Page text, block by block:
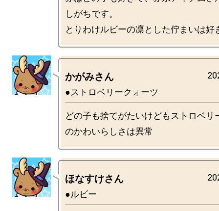
しがちです。
かがみさん
●ストロベリークォーツ
どの子も捨てがたいけどもストロベリ
ほなすけさん
●ルビー